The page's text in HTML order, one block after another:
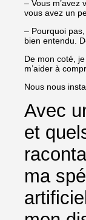
– Vous m’avez
vous avez un
– Pourquoi
bien entendu.
De mon coté,
m’aider à
Nous nous
Avec
et
ma